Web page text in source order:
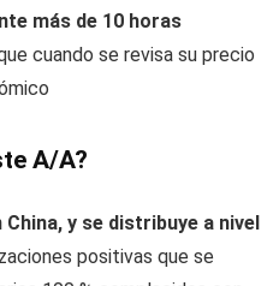
más de 10 horas
cuando se revisa su precio
A/A?
y se distribuye a nivel
positivas que se